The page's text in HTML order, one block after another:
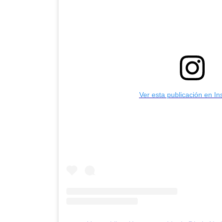
Ver esta publicación en